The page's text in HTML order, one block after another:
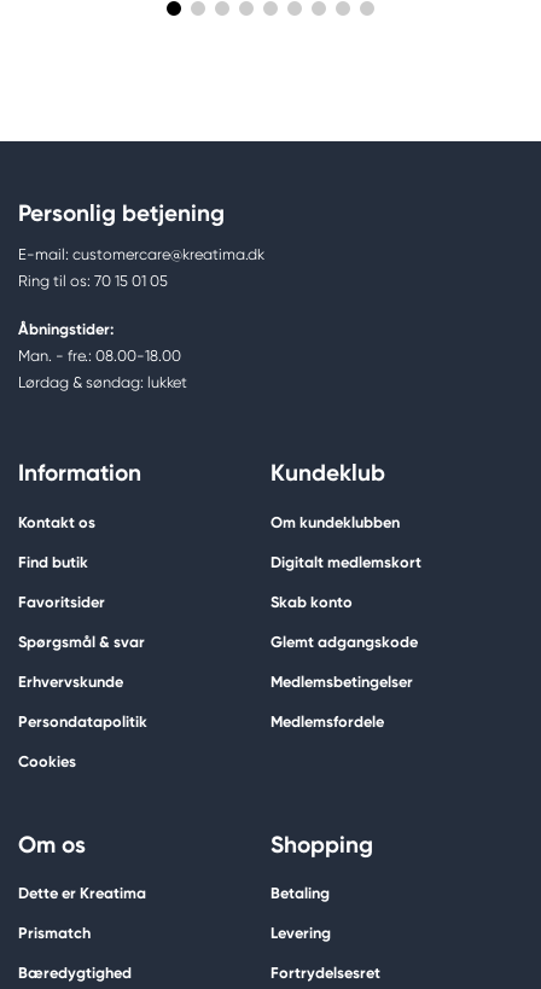
Personlig betjening
E-mail: customercare@kreatima.dk
Ring til os: 70 15 01 05
Åbningstider:
Man. - fre.: 08.00-18.00
Lørdag & søndag: lukket
Information
Kontakt os
Find butik
Favoritsider
Spørgsmål & svar
Erhvervskunde
Persondatapolitik
Cookies
Kundeklub
Om kundeklubben
Digitalt medlemskort
Skab konto
Glemt adgangskode
Medlemsbetingelser
Medlemsfordele
Om os
Dette er Kreatima
Prismatch
Bæredygtighed
Shopping
Betaling
Levering
Fortrydelsesret